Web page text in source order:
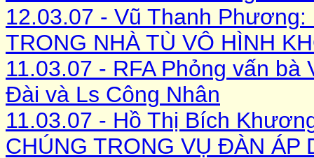
12.03.07 - Vũ Thanh
TRONG NHÀ TÙ VÔ HÌNH
11.03.07 - RFA Phỏng vấn
Đài và Ls Công Nhân
11.03.07 - Hồ Thị Bích
CHÚNG TRONG VỤ ĐÀN ÁP